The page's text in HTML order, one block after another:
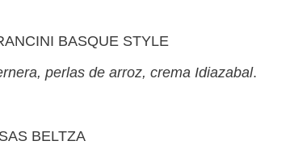
BASQUE STYLE
perlas de arroz, crema Idiazabal.
BELTZA